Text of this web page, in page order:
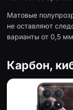
Матовые
не оставляют
варианты от 0,5
Карбон,